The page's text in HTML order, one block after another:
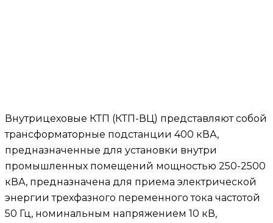
Внутрицеховые КТП (КТП-ВЦ) представляют собой
трансформаторные подстанции 400 кВА,
предназначенные для установки внутри
промышленных помещений мощностью 250-2500
кВА, предназначена для приема электрической
энергии трехфазного переменного тока частотой
50 Гц, номинальным напряжением 10 кВ,